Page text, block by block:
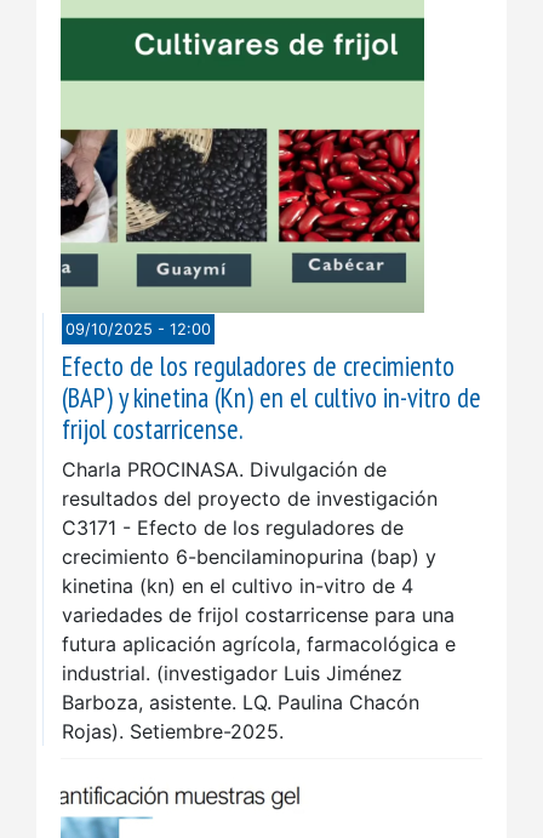
09/10/2025 - 12:00
Efecto de los reguladores de crecimiento
(BAP) y kinetina (Kn) en el cultivo in-vitro de
frijol costarricense.
Charla PROCINASA. Divulgación de
resultados del proyecto de investigación
C3171 - Efecto de los reguladores de
crecimiento 6-bencilaminopurina (bap) y
kinetina (kn) en el cultivo in-vitro de 4
variedades de frijol costarricense para una
futura aplicación agrícola, farmacológica e
industrial. (investigador Luis Jiménez
Barboza, asistente. LQ. Paulina Chacón
Rojas). Setiembre-2025.